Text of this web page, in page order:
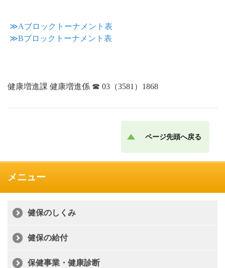
≫Aブロックトーナメント表
≫Bブロックトーナメント表
健康増進課 健康増進係 ☎ 03（3581）1868
ページ先頭へ戻る
メニュー
健保のしくみ
健保の給付
保健事業・健康診断